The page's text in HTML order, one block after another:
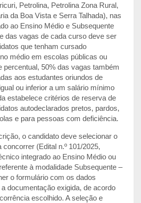
Petrolina, Petrolina Zona Rural,
da Boa Vista e Serra Talhada), nas
ao Ensino Médio e Subsequente
das vagas de cada curso deve ser
que tenham cursado
médio em escolas públicas ou
percentual, 50% das vagas também
aos estudantes oriundos de
ou inferior a um salário mínimo
estabelece critérios de reserva de
autodeclarados pretos, pardos,
e para pessoas com deficiência.
o candidato deve selecionar o
(Edital n.º 101/2025,
integrado ao Ensino Médio ou
à modalidade Subsequente –
o formulário com os dados
documentação exigida, de acordo
escolhido. A seleção e